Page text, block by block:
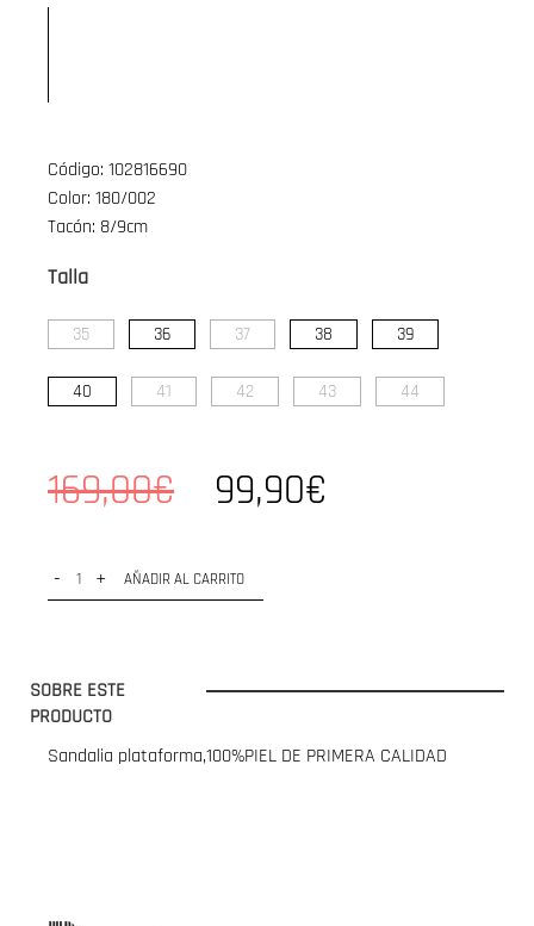
Código: 102816690
Color: 180/002
Tacón: 8/9cm
Talla
35 36 37 38 39
40 41 42 43 44
169,00€ 99,90€
- + AÑADIR AL CARRITO
SOBRE ESTE
PRODUCTO
Sandalia plataforma,100%PIEL DE PRIMERA CALIDAD